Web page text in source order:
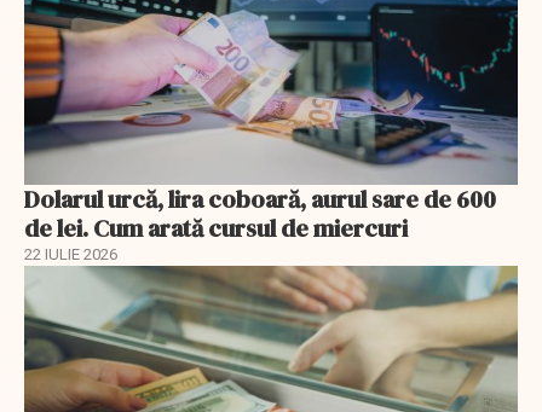
Dolarul urcă, lira coboară, aurul sare de 600
de lei. Cum arată cursul de miercuri
22 IULIE 2026